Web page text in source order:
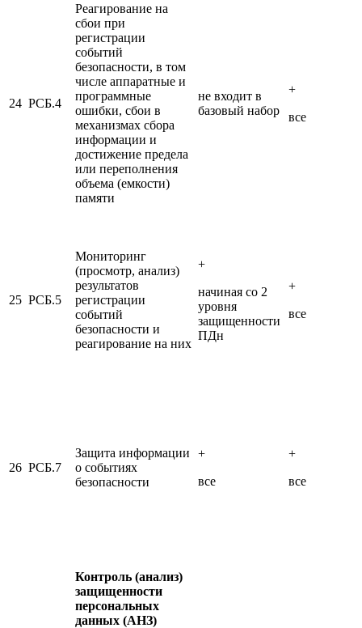
24 РСБ.4
Реагирование на
сбои при
регистрации
событий
безопасности, в том
числе аппаратные и
программные
ошибки, сбои в
механизмах сбора
информации и
достижение предела
или переполнения
объема (емкости)
памяти
не входит в
базовый набор
+
все
25 РСБ.5
Мониторинг
(просмотр, анализ)
результатов
регистрации
событий
безопасности и
реагирование на них
+
начиная со 2
уровня
защищенности
ПДн
+
все
26 РСБ.7
Защита информации
о событиях
безопасности
+
все
+
все
Контроль (анализ)
защищенности
персональных
данных (АНЗ)